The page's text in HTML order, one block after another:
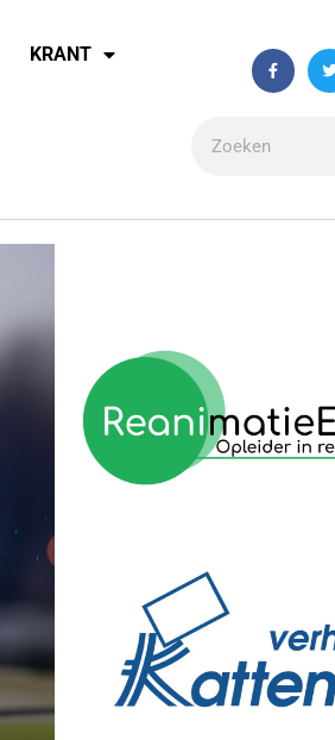
KRANT
NIEUWS NIEUWS HARDERWIJK
Harderwijk
met nieuw
reanimatie ermelo